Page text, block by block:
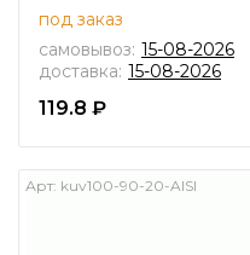
под заказ
самовывоз: 15-08-2026
доставка: 15-08-2026
119.8 ₽
Арт: kuv100-90-20-AISI